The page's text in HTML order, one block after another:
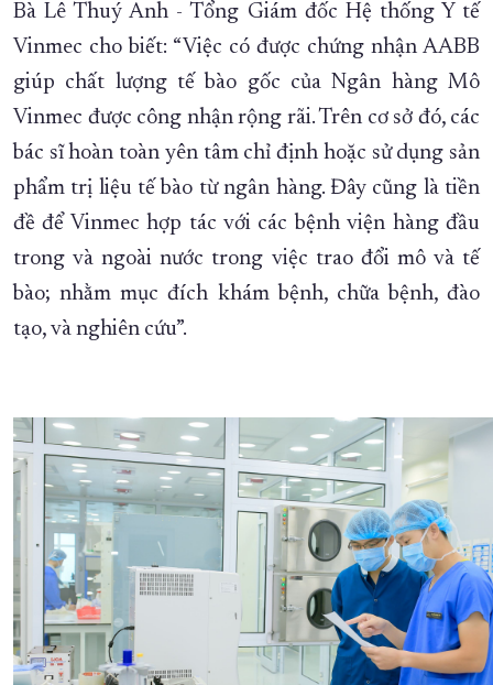
Bà Lê Thuý Anh - Tổng Giám đốc Hệ thống Y tế
Vinmec cho biết: “Việc có được chứng nhận AABB
giúp chất lượng tế bào gốc của Ngân hàng Mô
Vinmec được công nhận rộng rãi. Trên cơ sở đó, các
bác sĩ hoàn toàn yên tâm chỉ định hoặc sử dụng sản
phẩm trị liệu tế bào từ ngân hàng. Đây cũng là tiền
đề để Vinmec hợp tác với các bệnh viện hàng đầu
trong và ngoài nước trong việc trao đổi mô và tế
bào; nhằm mục đích khám bệnh, chữa bệnh, đào
tạo, và nghiên cứu”.